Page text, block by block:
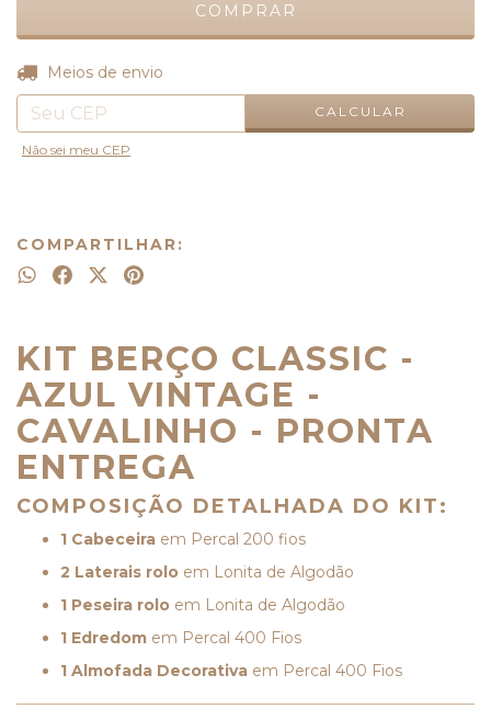
Entregas para o CEP:
Meios de envio
CALCULAR
Não sei meu CEP
COMPARTILHAR:
KIT BERÇO CLASSIC -
AZUL VINTAGE -
CAVALINHO - PRONTA
ENTREGA
COMPOSIÇÃO DETALHADA DO KIT:
1 Cabeceira em Percal 200 fios
2 Laterais rolo em Lonita de Algodão
1 Peseira rolo em Lonita de Algodão
1 Edredom em Percal 400 Fios
1 Almofada Decorativa em Percal 400 Fios